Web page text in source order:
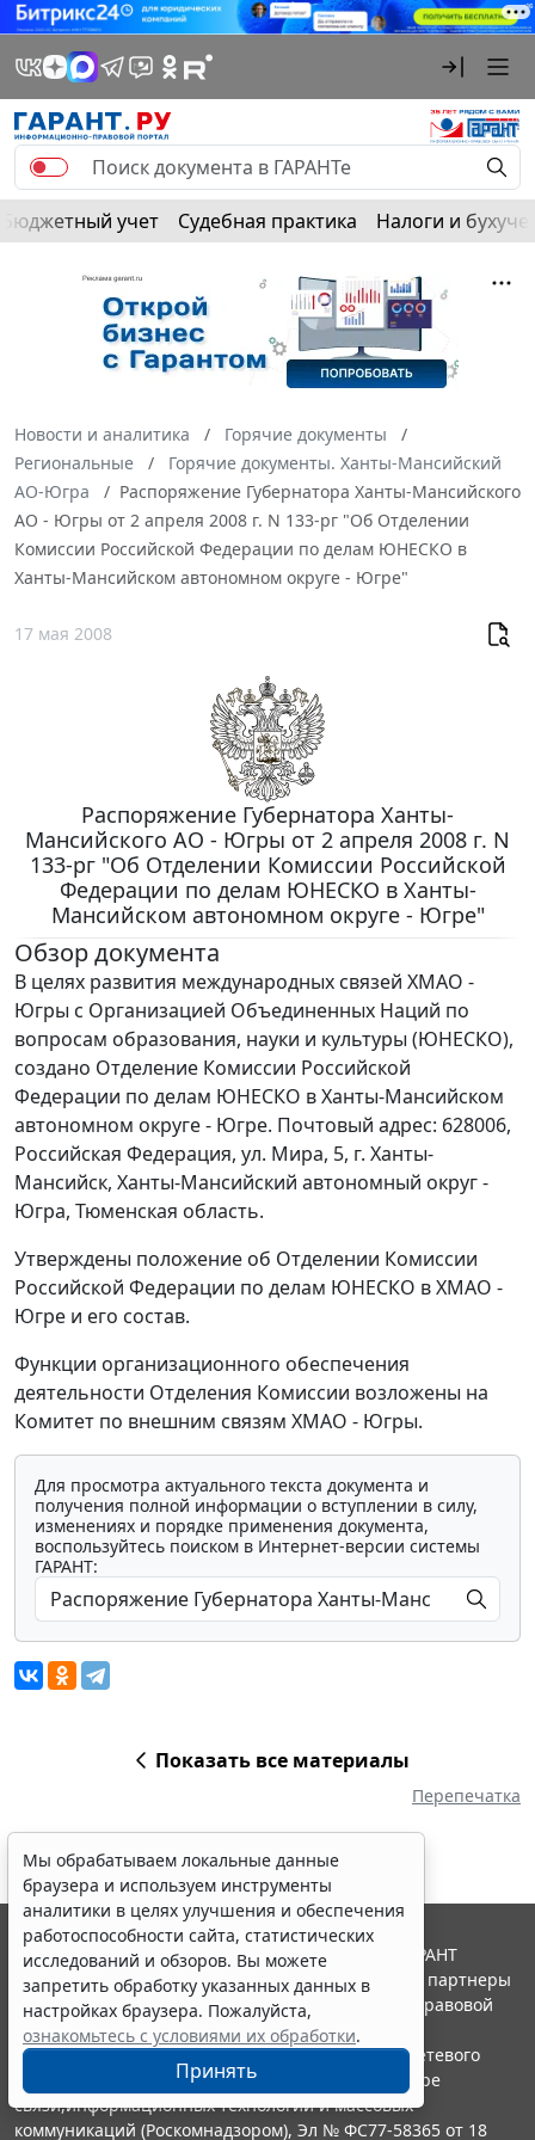
Бюджетный учет Судебная практика Налоги и
Новости и аналитика
Горячие документы
Региональные
Горячие документы. Ханты-Мансийский
АО-Югра
Распоряжение Губернатора Ханты-Мансийского
АО - Югры от 2 апреля 2008 г. N 133-рг "Об Отделении
Комиссии Российской Федерации по делам ЮНЕСКО в
Ханты-Мансийском автономном округе - Югре"
17 мая 2008
Распоряжение Губернатора Ханты-
Мансийского АО - Югры от 2 апреля 2008 г. N
133-рг "Об Отделении Комиссии Российской
Федерации по делам ЮНЕСКО в Ханты-
Мансийском автономном округе - Югре"
Обзор документа
В целях развития международных связей ХМАО -
Югры с Организацией Объединенных Наций по
вопросам образования, науки и культуры (ЮНЕСКО),
создано Отделение Комиссии Российской
Федерации по делам ЮНЕСКО в Ханты-Мансийском
автономном округе - Югре. Почтовый адрес: 628006,
Российская Федерация, ул. Мира, 5, г. Ханты-
Мансийск, Ханты-Мансийский автономный округ -
Югра, Тюменская область.
Утверждены положение об Отделении Комиссии
Российской Федерации по делам ЮНЕСКО в ХМАО -
Югре и его состав.
Функции организационного обеспечения
деятельности Отделения Комиссии возложены на
Комитет по внешним связям ХМАО - Югры.
Для просмотра актуального текста документа и
получения полной информации о вступлении в силу,
изменениях и порядке применения документа,
воспользуйтесь поиском в Интернет-версии системы
ГАРАНТ:
Показать все материалы
Перепечатка
Мы обрабатываем локальные данные
браузера и используем инструменты
аналитики в целях улучшения и обеспечения
работоспособности сайта, статистических
исследований и обзоров. Вы можете
запретить обработку указанных данных в
настройках браузера. Пожалуйста,
ознакомьтесь с условиями их обработки.
Принять
© ООО "НПП "ГАРАНТ-СЕРВИС", 2026. Система ГАРАНТ
выпускается с 1990 года. Компания "Гарант" и ее партнеры
являются участниками Российской ассоциации правовой
информации ГАРАНТ.
Портал ГАРАНТ.РУ зарегистрирован в качестве сетевого
издания Федеральной службой по надзору в сфере
связи,информационных технологий и массовых
коммуникаций (Роскомнадзором), Эл № ФС77-58365 от 18